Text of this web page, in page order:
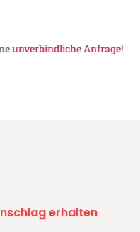
unverbindliche Anfrage!
erhalten